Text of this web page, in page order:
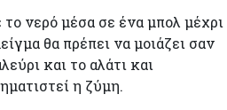
νερό μέσα σε ένα μπολ μέχρι
θα πρέπει να μοιάζει σαν
και το αλάτι και
η ζύμη.